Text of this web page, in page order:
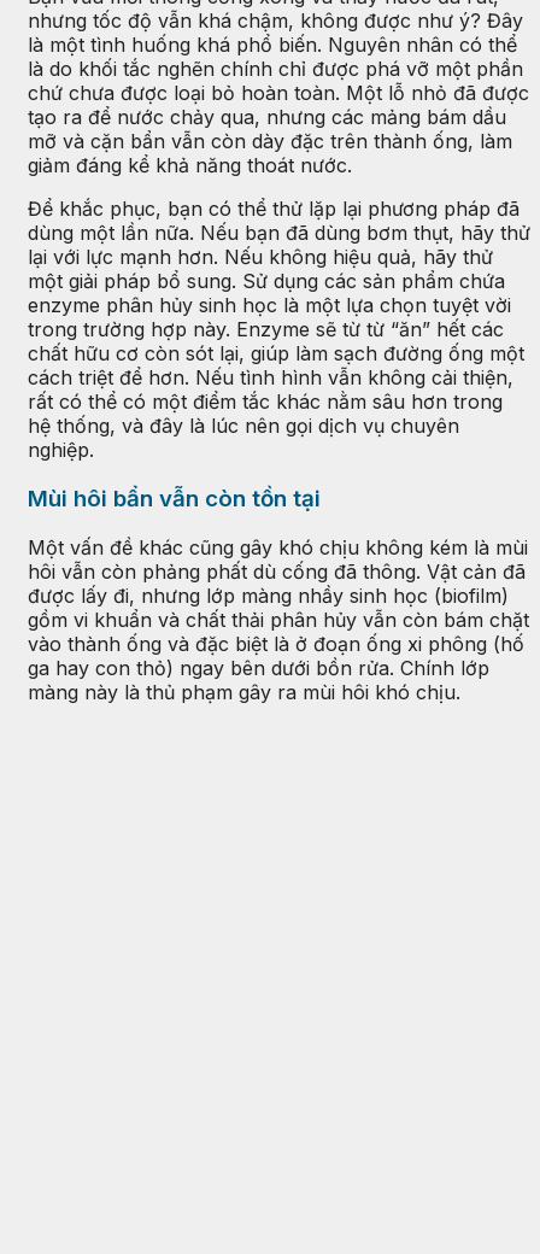
nhưng tốc độ vẫn khá chậm, không được như ý? Đây
là một tình huống khá phổ biến. Nguyên nhân có thể
là do khối tắc nghẽn chính chỉ được phá vỡ một phần
chứ chưa được loại bỏ hoàn toàn. Một lỗ nhỏ đã được
tạo ra để nước chảy qua, nhưng các mảng bám dầu
mỡ và cặn bẩn vẫn còn dày đặc trên thành ống, làm
giảm đáng kể khả năng thoát nước.
Để khắc phục, bạn có thể thử lặp lại phương pháp đã
dùng một lần nữa. Nếu bạn đã dùng bơm thụt, hãy thử
lại với lực mạnh hơn. Nếu không hiệu quả, hãy thử
một giải pháp bổ sung. Sử dụng các sản phẩm chứa
enzyme phân hủy sinh học là một lựa chọn tuyệt vời
trong trường hợp này. Enzyme sẽ từ từ “ăn” hết các
chất hữu cơ còn sót lại, giúp làm sạch đường ống một
cách triệt để hơn. Nếu tình hình vẫn không cải thiện,
rất có thể có một điểm tắc khác nằm sâu hơn trong
hệ thống, và đây là lúc nên gọi dịch vụ chuyên
nghiệp.
Mùi hôi bẩn vẫn còn tồn tại
Một vấn đề khác cũng gây khó chịu không kém là mùi
hôi vẫn còn phảng phất dù cống đã thông. Vật cản đã
được lấy đi, nhưng lớp màng nhầy sinh học (biofilm)
gồm vi khuẩn và chất thải phân hủy vẫn còn bám chặt
vào thành ống và đặc biệt là ở đoạn ống xi phông (hố
ga hay con thỏ) ngay bên dưới bồn rửa. Chính lớp
màng này là thủ phạm gây ra mùi hôi khó chịu.